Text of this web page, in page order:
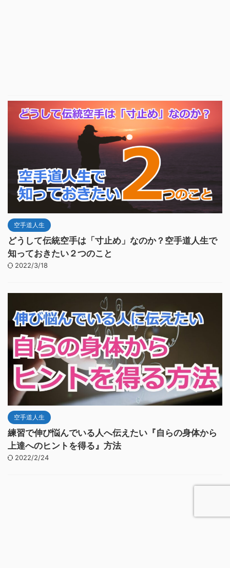
空手道人生
どうして伝統空手は「寸止め」なのか？空手道人生で
知っておきたい２つのこと
2022/3/18
空手道人生
練習で伸び悩んでいる人へ伝えたい『自らの身体から
上達へのヒントを得る』方法
2022/2/24